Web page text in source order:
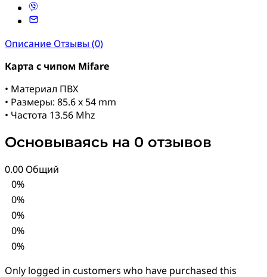
Описание Отзывы (0)
Карта с чипом Mifare
• Материал ПВХ
• Размеры: 85.6 x 54 mm
• Частота 13.56 Mhz
Основываясь на 0 отзывов
0.00 Общий
0%
0%
0%
0%
0%
Only logged in customers who have purchased this